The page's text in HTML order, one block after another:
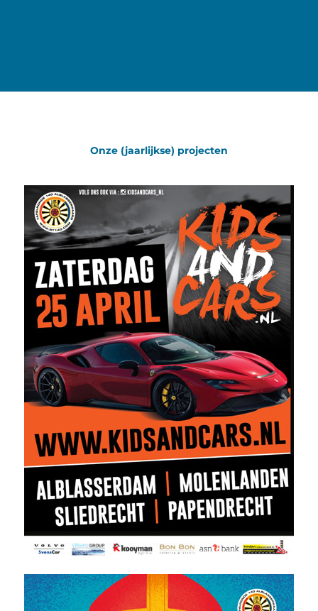
Onze (jaarlijkse) projecten